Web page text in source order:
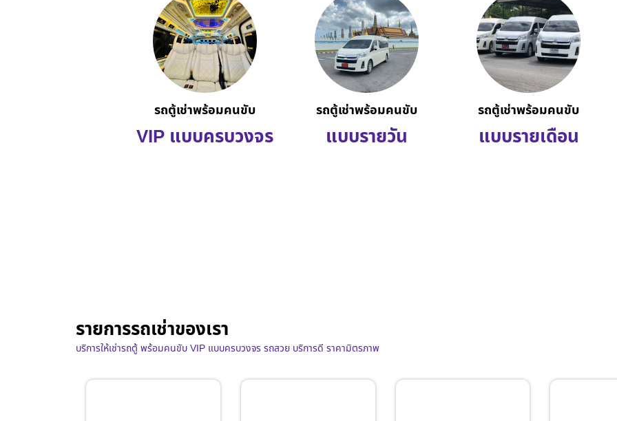
รถตู้เช่าพร้อมคนขับ
VIP แบบครบวงจร
รถตู้เช่าพร้อมคนขับ
แบบรายวัน
รถตู้เช่าพร้อมคนขับ
แบบรายเดือน
รายการรถเช่าของเรา
บริการให้เช่ารถตู้ พร้อมคนขับ VIP แบบครบวงจร รถสวย บริการดี ราคามิตรภาพ